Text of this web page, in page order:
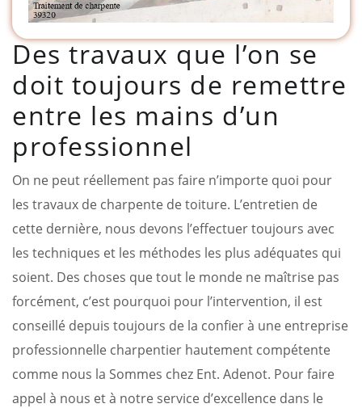
Des travaux que l’on se
doit toujours de remettre
entre les mains d’un
professionnel
On ne peut réellement pas faire n’importe quoi pour
les travaux de charpente de toiture. L’entretien de
cette dernière, nous devons l’effectuer toujours avec
les techniques et les méthodes les plus adéquates qui
soient. Des choses que tout le monde ne maîtrise pas
forcément, c’est pourquoi pour l’intervention, il est
conseillé depuis toujours de la confier à une entreprise
professionnelle charpentier hautement compétente
comme nous la Sommes chez Ent. Adenot. Pour faire
appel à nous et à notre service d’excellence dans le